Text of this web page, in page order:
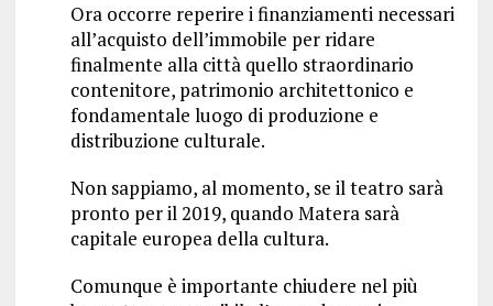
Ora occorre reperire i finanziamenti necessari
all’acquisto dell’immobile per ridare
finalmente alla città quello straordinario
contenitore, patrimonio architettonico e
fondamentale luogo di produzione e
distribuzione culturale.
Non sappiamo, al momento, se il teatro sarà
pronto per il 2019, quando Matera sarà
capitale europea della cultura.
Comunque è importante chiudere nel più